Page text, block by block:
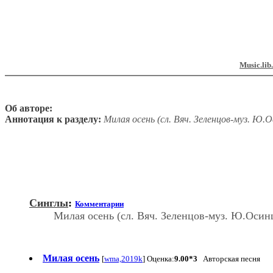
Об авторе:
Аннотация к разделу: Милая осень (сл. Вяч. Зеленцов-муз.
Синглы: Комментарии
Милая осень (сл. Вяч. Зеленцов-муз.
Милая осень [wma,2019k] Оценка:9.00*3 Авторская песня